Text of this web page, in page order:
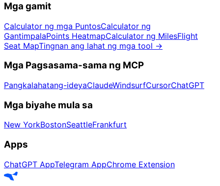
Mga gamit
Calculator ng mga PuntosCalculator ng
GantimpalaPoints HeatmapCalculator ng MilesFlight
Seat MapTingnan ang lahat ng mga tool →
Mga Pagsasama-sama ng MCP
Pangkalahatang-ideyaClaudeWindsurfCursorChatGPT
Mga biyahe mula sa
New YorkBostonSeattleFrankfurt
Apps
ChatGPT AppTelegram AppChrome Extension